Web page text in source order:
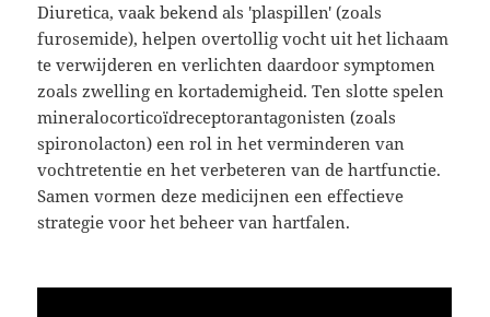
Diuretica, vaak bekend als 'plaspillen' (zoals
furosemide), helpen overtollig vocht uit het lichaam
te verwijderen en verlichten daardoor symptomen
zoals zwelling en kortademigheid. Ten slotte spelen
mineralocorticoïdreceptorantagonisten (zoals
spironolacton) een rol in het verminderen van
vochtretentie en het verbeteren van de hartfunctie.
Samen vormen deze medicijnen een effectieve
strategie voor het beheer van hartfalen.